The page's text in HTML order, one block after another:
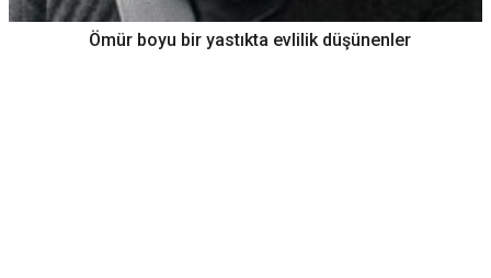
Ömür boyu bir yastıkta evlilik düşünenler